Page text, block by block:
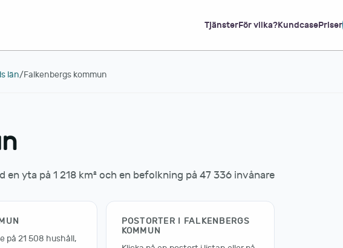
TjänsterFör vilka?KundcasePriser
län/Falkenbergs kommun
yta på 1 218 km² och en befolkning på 47 336 invånare
på 21 508 hushåll,
POSTORTER I FALKENBERGS
KOMMUN